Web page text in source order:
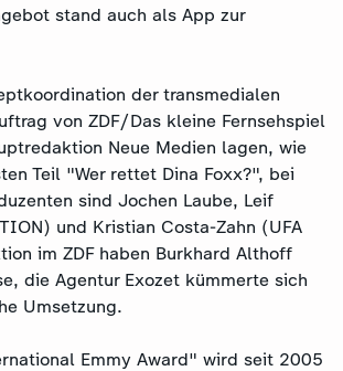
stand auch als App zur
der transmedialen
von ZDF/Das kleine Fernsehspiel
Neue Medien lagen, wie
Teil "Wer rettet Dina Foxx?", bei
sind Jochen Laube, Leif
und Kristian Costa-Zahn (UFA
im ZDF haben Burkhard Althoff
die Agentur Exozet kümmerte sich
Umsetzung.
Emmy Award" wird seit 2005